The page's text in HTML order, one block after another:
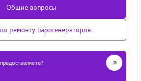
Общие вопросы
ремонту парогенераторов